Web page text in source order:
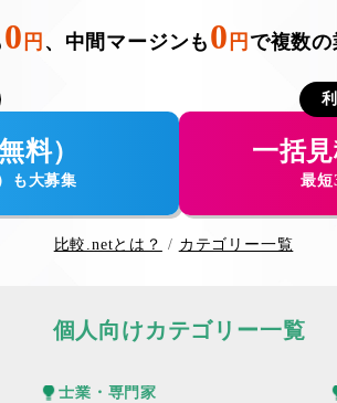
0 円 、中間マージンも 0 円 で複数
料）
も大募集
一括
最短
比較.netとは？ カテゴリー一覧
個人向けカテゴリー一覧
士業・専門家